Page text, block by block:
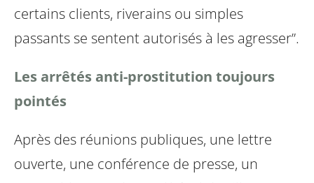
certains clients, riverains ou simples
passants se sentent autorisés à les agresser”.
Les arrêtés anti-prostitution toujours
pointés
Après des réunions publiques, une lettre
ouverte, une conférence de presse, un